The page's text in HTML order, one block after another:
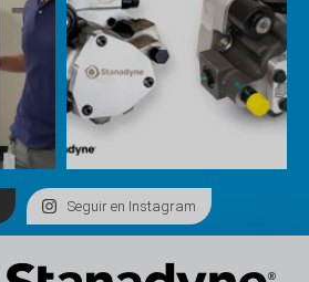
Seguir en Instagram